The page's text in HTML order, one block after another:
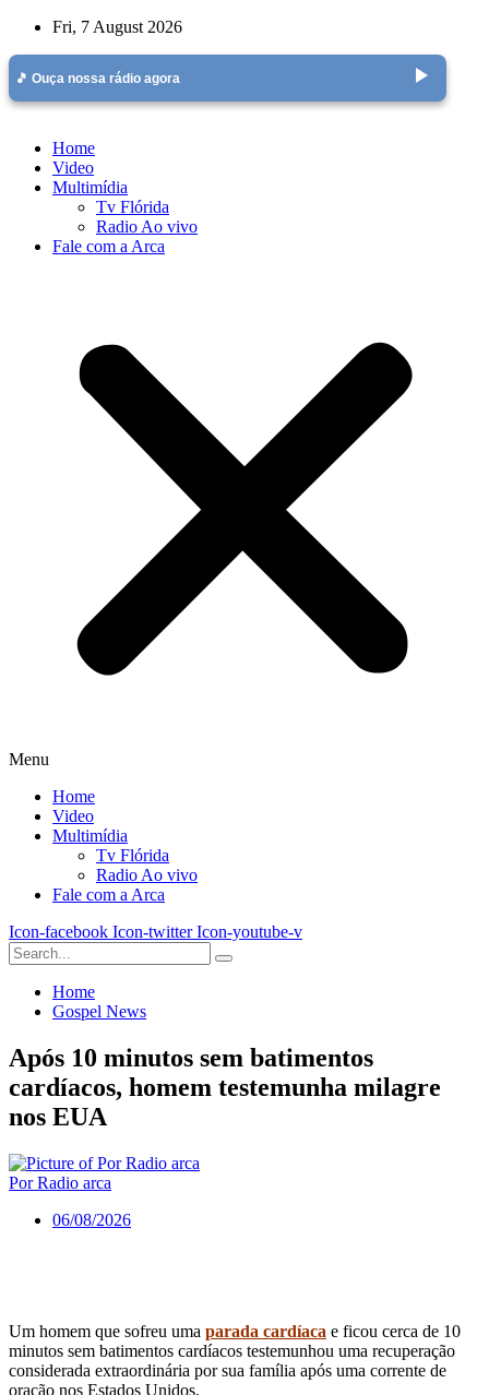
Skip
content
Fri, 7 August 2026
🎵 Ouça nossa rádio agora play_arrow
Home
Video
Multimídia
Tv Flórida
Radio Ao vivo
Fale com a Arca
Menu
Home
Video
Multimídia
Tv Flórida
Radio Ao vivo
Fale com a Arca
Icon-facebook Icon-twitter Icon-youtube-v
Home
Gospel News
Após 10 minutos sem batimentos
cardíacos, homem testemunha milagre
nos EUA
Por Radio arca
06/08/2026
Um homem que sofreu uma parada cardíaca e ficou cerca de 10
minutos sem batimentos cardíacos testemunhou uma recuperação
considerada extraordinária por sua família após uma corrente de
oração nos Estados Unidos.